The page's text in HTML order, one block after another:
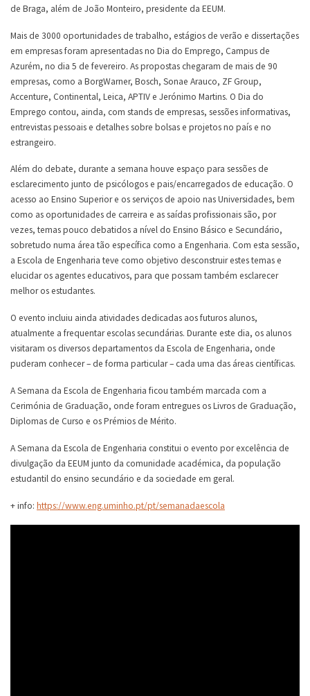
de Braga, além de João Monteiro, presidente da EEUM.
Mais de 3000 oportunidades de trabalho, estágios de verão e dissertações
em empresas foram apresentadas no Dia do Emprego, Campus de
Azurém, no dia 5 de fevereiro. As propostas chegaram de mais de 90
empresas, como a BorgWarner, Bosch, Sonae Arauco, ZF Group,
Accenture, Continental, Leica, APTIV e Jerónimo Martins. O Dia do
Emprego contou, ainda, com stands de empresas, sessões informativas,
entrevistas pessoais e detalhes sobre bolsas e projetos no país e no
estrangeiro.
Além do debate, durante a semana houve espaço para sessões de
esclarecimento junto de psicólogos e pais/encarregados de educação. O
acesso ao Ensino Superior e os serviços de apoio nas Universidades, bem
como as oportunidades de carreira e as saídas profissionais são, por
vezes, temas pouco debatidos a nível do Ensino Básico e Secundário,
sobretudo numa área tão específica como a Engenharia. Com esta sessão,
a Escola de Engenharia teve como objetivo desconstruir estes temas e
elucidar os agentes educativos, para que possam também esclarecer
melhor os estudantes.
O evento incluiu ainda atividades dedicadas aos futuros alunos,
atualmente a frequentar escolas secundárias. Durante este dia, os alunos
visitaram os diversos departamentos da Escola de Engenharia, onde
puderam conhecer – de forma particular – cada uma das áreas científicas.
A Semana da Escola de Engenharia ficou também marcada com a
Cerimónia de Graduação, onde foram entregues os Livros de Graduação,
Diplomas de Curso e os Prémios de Mérito.
A Semana da Escola de Engenharia constitui o evento por excelência de
divulgação da EEUM junto da comunidade académica, da população
estudantil do ensino secundário e da sociedade em geral.
+ info: https://www.eng.uminho.pt/pt/semanadaescola